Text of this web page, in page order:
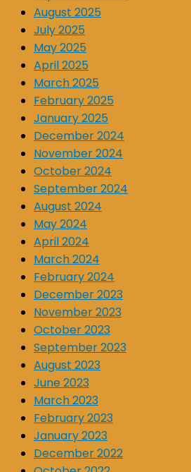
August 2025
July 2025
May 2025
April 2025
March 2025
February 2025
January 2025
December 2024
November 2024
October 2024
September 2024
August 2024
May 2024
April 2024
March 2024
February 2024
December 2023
November 2023
October 2023
September 2023
August 2023
June 2023
March 2023
February 2023
January 2023
December 2022